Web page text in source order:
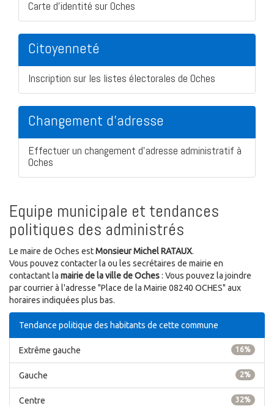
Carte d'identité sur Oches
Citoyenneté
Inscription sur les listes électorales de Oches
Changement d'adresse
Effectuer un changement d'adresse administratif à
Oches
Equipe municipale et tendances
politiques des administrés
Le maire de Oches estMonsieur Michel RATAUX.
Vous pouvez contacter la ou les secrétaires de mairie en
contactant la mairie de la ville de Oches: Vous pouvez la joindre
par courrier à l'adresse "Place de la Mairie 08240 OCHES" aux
horaires indiquées plus bas.
Tendance politique des habitants de cette commune
16%
Extrême gauche
2%
Gauche
32%
Centre